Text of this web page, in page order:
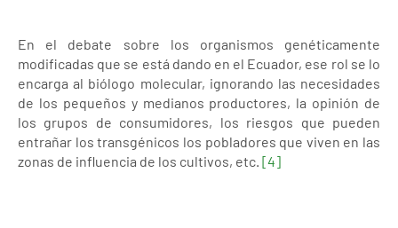
En el debate sobre los organismos genéticamente
modificadas que se está dando en el Ecuador, ese rol se lo
encarga al biólogo molecular, ignorando las necesidades
de los pequeños y medianos productores, la opinión de
los grupos de consumidores, los riesgos que pueden
entrañar los transgénicos los pobladores que viven en las
zonas de influencia de los cultivos, etc. [4]